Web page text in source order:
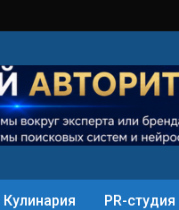
Кулинария PR-студия